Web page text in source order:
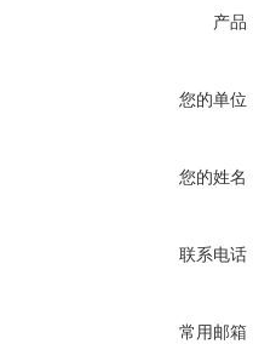
产品
您的单位
您的姓名
联系电话
常用邮箱